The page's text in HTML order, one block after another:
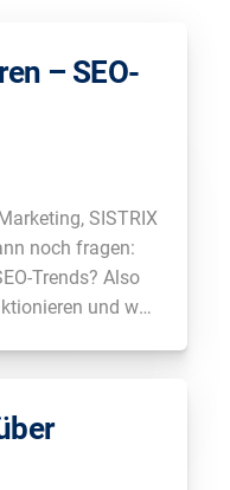
– SEO-
SISTRIX
noch fragen:
Trends? Also
und was
wichtig wird
[…]